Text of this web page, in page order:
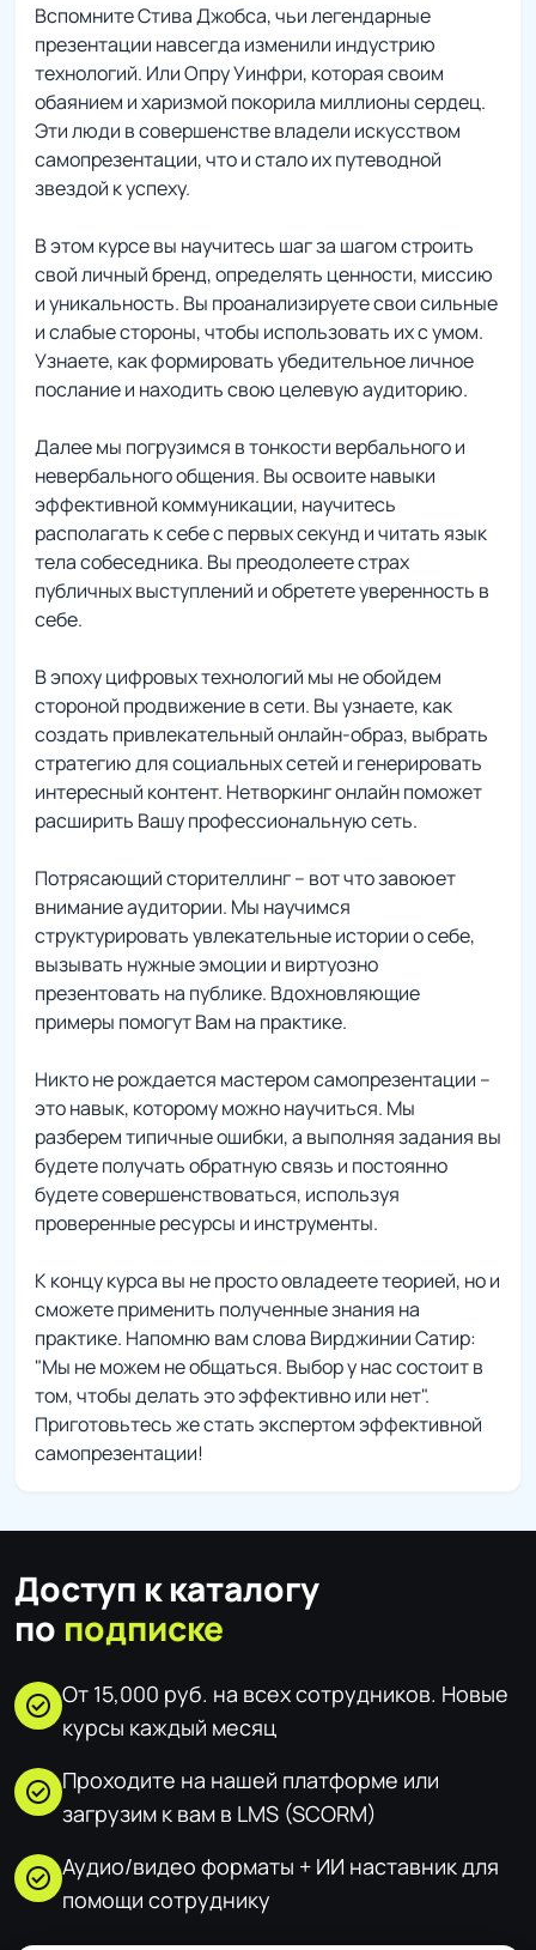
Вспомните Стива Джобса, чьи легендарные
презентации навсегда изменили индустрию
технологий. Или Опру Уинфри, которая своим
обаянием и харизмой покорила миллионы сердец.
Эти люди в совершенстве владели искусством
самопрезентации, что и стало их путеводной
звездой к успеху.
В этом курсе вы научитесь шаг за шагом строить
свой личный бренд, определять ценности, миссию
и уникальность. Вы проанализируете свои сильные
и слабые стороны, чтобы использовать их с умом.
Узнаете, как формировать убедительное личное
послание и находить свою целевую аудиторию.
Далее мы погрузимся в тонкости вербального и
невербального общения. Вы освоите навыки
эффективной коммуникации, научитесь
располагать к себе с первых секунд и читать язык
тела собеседника. Вы преодолеете страх
публичных выступлений и обретете уверенность в
себе.
В эпоху цифровых технологий мы не обойдем
стороной продвижение в сети. Вы узнаете, как
создать привлекательный онлайн-образ, выбрать
стратегию для социальных сетей и генерировать
интересный контент. Нетворкинг онлайн поможет
расширить Вашу профессиональную сеть.
Потрясающий сторителлинг – вот что завоюет
внимание аудитории. Мы научимся
структурировать увлекательные истории о себе,
вызывать нужные эмоции и виртуозно
презентовать на публике. Вдохновляющие
примеры помогут Вам на практике.
Никто не рождается мастером самопрезентации –
это навык, которому можно научиться. Мы
разберем типичные ошибки, а выполняя задания вы
будете получать обратную связь и постоянно
будете совершенствоваться, используя
проверенные ресурсы и инструменты.
К концу курса вы не просто овладеете теорией, но и
сможете применить полученные знания на
практике. Напомню вам слова Вирджинии Сатир:
"Мы не можем не общаться. Выбор у нас состоит в
том, чтобы делать это эффективно или нет".
Приготовьтесь же стать экспертом эффективной
самопрезентации!
Доступ к каталогу
по подписке
check_circle От 15,000 руб. на всех сотрудников. Новые
курсы каждый месяц
check_circle Проходите на нашей платформе или
загрузим к вам в LMS (SCORM)
check_circle Аудио/видео форматы + ИИ наставник для
помощи сотруднику